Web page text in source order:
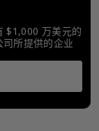
$1,000 万美元的
所提供的企业